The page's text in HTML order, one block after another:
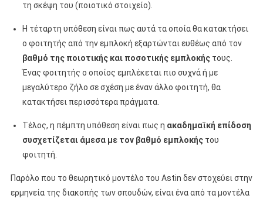
τη σκέψη του (ποιοτικό στοιχείο).
Η τέταρτη υπόθεση είναι πως αυτά τα οποία θα κατακτήσει
ο φοιτητής από την εμπλοκή εξαρτώνται ευθέως από τον
βαθμό της ποιοτικής και ποσοτικής εμπλοκήςτους.
Ένας φοιτητής ο οποίος εμπλέκεται πιο συχνά ή με
μεγαλύτερο ζήλο σε σχέση με έναν άλλο φοιτητή, θα
κατακτήσει περισσότερα πράγματα.
Τέλος, η πέμπτη υπόθεση είναι πως η ακαδημαϊκή επίδοση
συσχετίζεται άμεσα με τον βαθμό εμπλοκήςτου
φοιτητή.
Παρόλο που το θεωρητικό μοντέλο του Astin δεν στοχεύει στην
ερμηνεία της διακοπής των σπουδών, είναι ένα από τα μοντέλα